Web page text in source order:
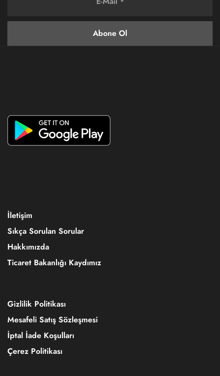
İletişim
Sıkça Sorulan Sorular
Hakkımızda
Ticaret Bakanlığı Kaydımız
Gizlilik Politikası
Mesafeli Satış Sözleşmesi
İptal İade Koşulları
Çerez Politikası